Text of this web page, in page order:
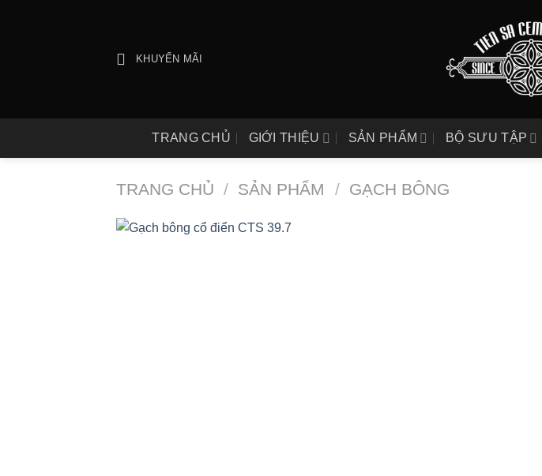
KHUYẾN MÃI
TRANG CHỦ GIỚI THIỆU SẢN PHẨM BỘ SƯU TẬP
TRANG CHỦ / SẢN PHẨM / GẠCH BÔNG